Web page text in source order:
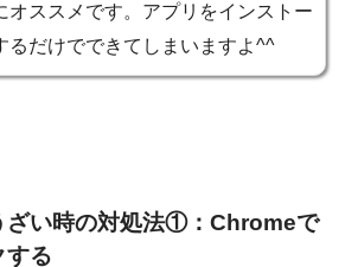
オススメです。アプリをインストー
るだけでできてしまいますよ^^
ざい時の対処法①：Chromeで
する